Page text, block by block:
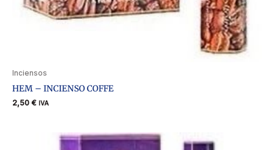
Inciensos
HEM – INCIENSO COFFE
2,50 € IVA